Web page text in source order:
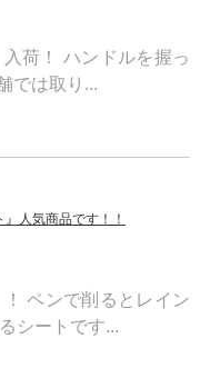
荷！ ハンドルを握っ
では取り...
人気商品です！！
ペンで削るとレイン
シートです...